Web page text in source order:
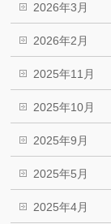
2026年3月
2026年2月
2025年11月
2025年10月
2025年9月
2025年5月
2025年4月